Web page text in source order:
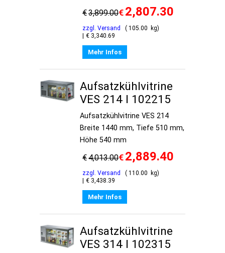
€3,899.00€ 2,807.30
zzgl. Versand 105.00
kg
€ 3,340.69
Mehr Infos
Aufsatzkühlvitrine
VES 214 I 102215
Aufsatzkühlvitrine VES 214
Breite 1440 mm, Tiefe 510 mm,
Höhe 540 mm
€4,013.00€ 2,889.40
zzgl. Versand 110.00
kg
€ 3,438.39
Mehr Infos
Aufsatzkühlvitrine
VES 314 I 102315